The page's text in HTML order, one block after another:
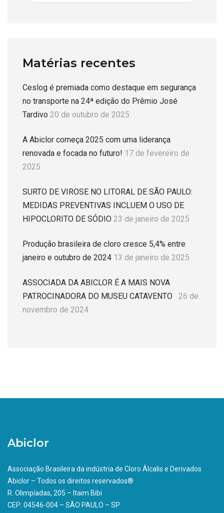
Matérias recentes
Ceslog é premiada como destaque em segurança
no transporte na 24ª edição do Prêmio José
Tardivo 20 de outubro de 2025
A Abiclor começa 2025 com uma liderança
renovada e focada no futuro! 17 de fevereiro de
2025
SURTO DE VIROSE NO LITORAL DE SÃO PAULO:
MEDIDAS PREVENTIVAS INCLUEM O USO DE
HIPOCLORITO DE SÓDIO 23 de janeiro de 2025
Produção brasileira de cloro cresce 5,4% entre
janeiro e outubro de 2024 13 de janeiro de 2025
ASSOCIADA DA ABICLOR É A MAIS NOVA
PATROCINADORA DO MUSEU CATAVENTO
26 de
novembro de 2024
Abiclor
Associação Brasileira da indústria de Cloro Álcalis e Derivados
Abiclor – Todos os direitos reservados®
R. Olimpíadas, 205 – Itaim Bibi
CEP: 04546-004 – SÃO PAULO – SP